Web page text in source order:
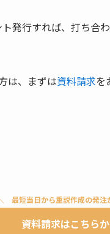
発行すれば、打ち
は、まずは資料請求を
最短当日から重説作成の発注
資料請求はこちら